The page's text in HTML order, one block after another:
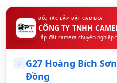
ĐỐI TÁC LẮP ĐẶT CAMERA
CÔNG TY TNHH
Lắp đặt camera chuyên
⌖ G27 Hoàng Bích
Đồng